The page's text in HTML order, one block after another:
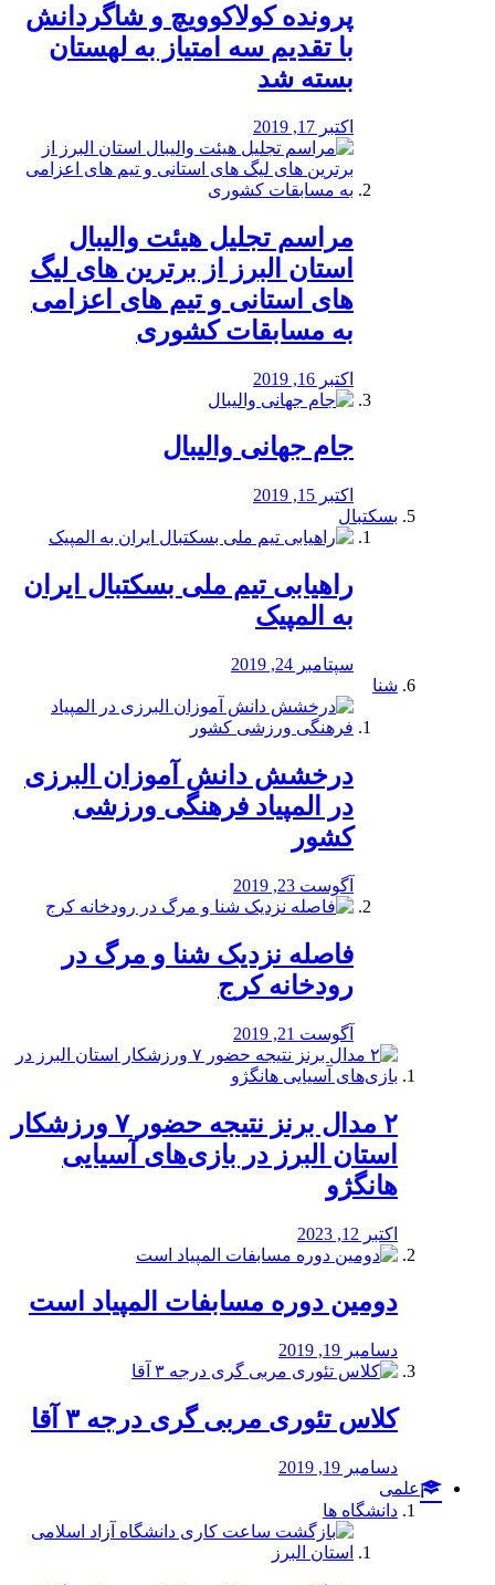
پرونده کولاکوویچ و شاگردانش
با تقدیم سه امتیاز به لهستان
بسته شد
اکتبر 17, 2019
مراسم تجلیل هیئت والیبال
استان البرز از برترین های لیگ
های استانی و تیم های اعزامی
به مسابقات کشوری
اکتبر 16, 2019
جام جهانی والیبال
اکتبر 15, 2019
بسکتبال
راهیابی تیم ملی بسکتبال ایران
به المپیک
سپتامبر 24, 2019
شنا
درخشش دانش آموزان البرزی
در المپیاد فرهنگی ورزشی
کشور
آگوست 23, 2019
️فاصله نزدیک شنا و مرگ در
رودخانه کرج
آگوست 21, 2019
۲ مدال برنز نتیجه حضور ۷ ورزشکار
استان البرز در بازی‌های آسیایی
هانگژو
اکتبر 12, 2023
دومین دوره مسابفات المپیاد است
دسامبر 19, 2019
کلاس تئوری مربی گری درجه ۳ آقا
دسامبر 19, 2019
علمی
دانشگاه ها